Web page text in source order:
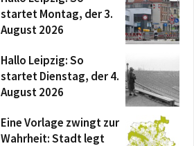
startet Montag, der 3.
August 2026
Hallo Leipzig: So
startet Dienstag, der 4.
August 2026
Eine Vorlage zwingt zur
Wahrheit: Stadt legt